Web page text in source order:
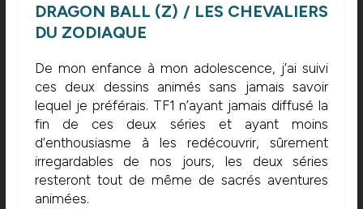
DRAGON BALL (Z) / LES CHEVALIERS
DU ZODIAQUE
De mon enfance à mon adolescence, j’ai suivi
ces deux dessins animés sans jamais savoir
lequel je préférais. TF1 n’ayant jamais diffusé la
fin de ces deux séries et ayant moins
d’enthousiasme à les redécouvrir, sûrement
irregardables de nos jours, les deux séries
resteront tout de même de sacrés aventures
animées.